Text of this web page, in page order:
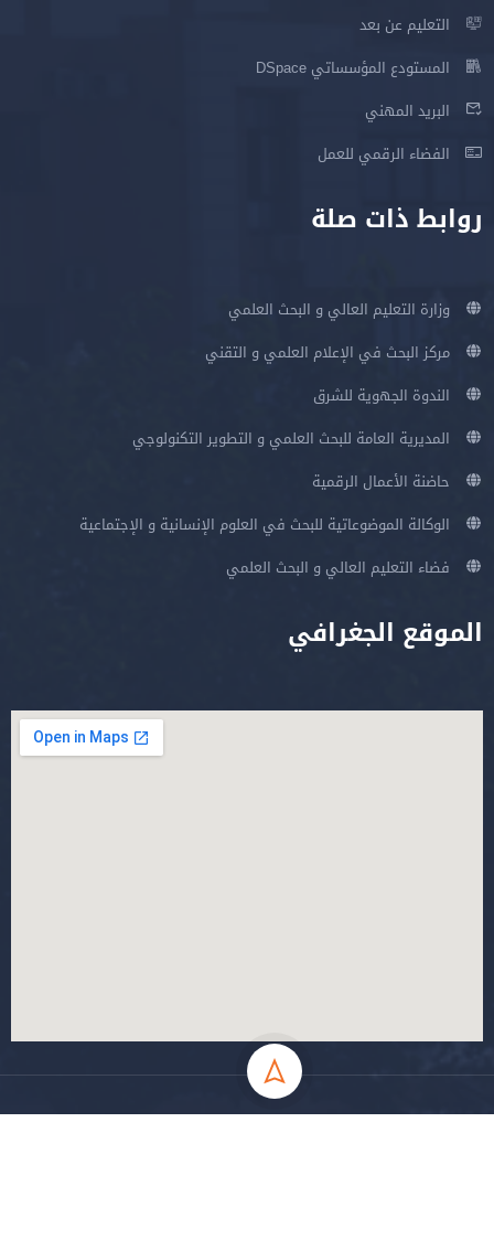
التعليم عن بعد
المستودع المؤسساتي DSpace
البريد المهني
الفضاء الرقمي للعمل
روابط ذات صلة
وزارة التعليم العالي و البحث العلمي
مركز البحث في الإعلام العلمي و التقني
الندوة الجهوية للشرق
المديرية العامة للبحث العلمي و التطوير التكنولوجي
حاضنة الأعمال الرقمية
الوكالة الموضوعاتية للبحث في العلوم الإنسانية و الإجتماعية
فضاء التعليم العالي و البحث العلمي
الموقع الجغرافي
جميع الحقوق محفوظة جامعة المسيلة - 2024